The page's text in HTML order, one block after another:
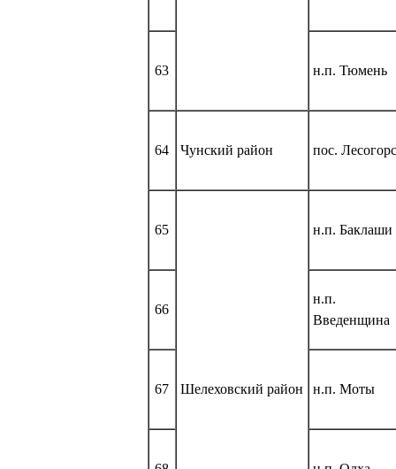
63 н.п. Тюмень
64 Чунский район пос.
65
Шелеховский район
н.п. Баклаши
66
н.п.
Введенщина
67 н.п. Моты